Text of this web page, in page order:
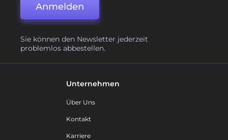
Anmelden
Sie können den Newsletter jederzeit
problemlos abbestellen.
Unternehmen
Über Uns
Kontakt
Karriere